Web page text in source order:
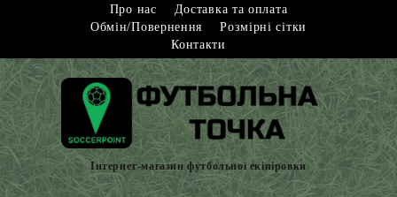
Про нас
Доставка та оплата
Обмін/Повернення
Розмірні сітки
Контакти
Інтернет-магазин футбольної екіпіровки